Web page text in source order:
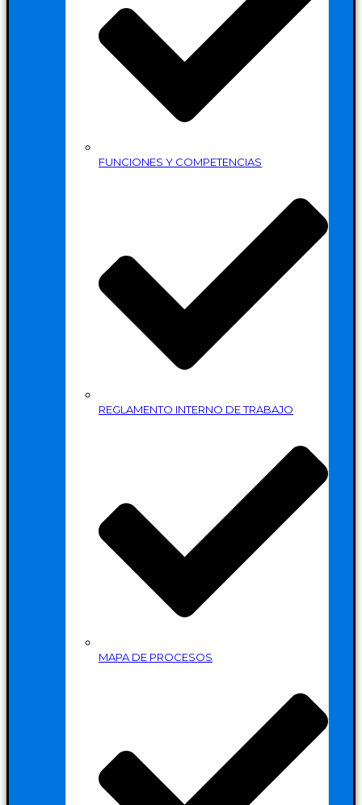
FUNCIONES Y COMPETENCIAS
REGLAMENTO INTERNO DE TRABAJO
MAPA DE PROCESOS